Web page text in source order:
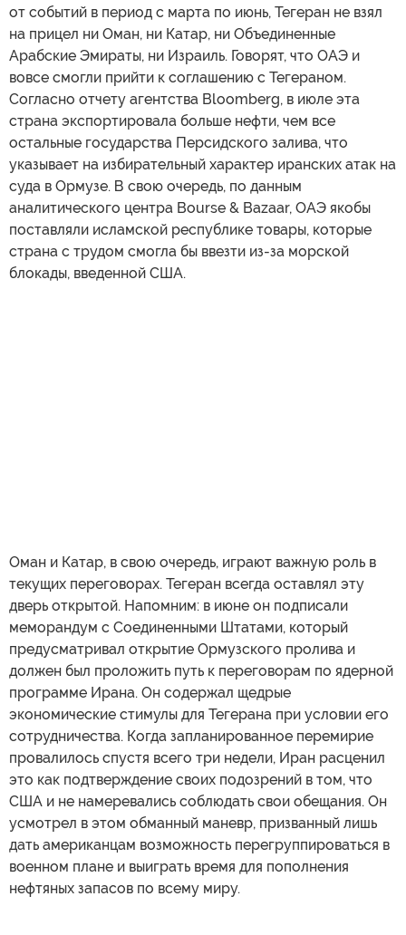
от событий в период с марта по июнь, Тегеран не взял
на прицел ни Оман, ни Катар, ни Объединенные
Арабские Эмираты, ни Израиль. Говорят, что ОАЭ и
вовсе смогли прийти к соглашению с Тегераном.
Согласно отчету агентства Bloomberg, в июле эта
страна экспортировала больше нефти, чем все
остальные государства Персидского залива, что
указывает на избирательный характер иранских атак на
суда в Ормузе. В свою очередь, по данным
аналитического центра Bourse & Bazaar, ОАЭ якобы
поставляли исламской республике товары, которые
страна с трудом смогла бы ввезти из-за морской
блокады, введенной США.
Оман и Катар, в свою очередь, играют важную роль в
текущих переговорах. Тегеран всегда оставлял эту
дверь открытой. Напомним: в июне он подписали
меморандум с Соединенными Штатами, который
предусматривал открытие Ормузского пролива и
должен был проложить путь к переговорам по ядерной
программе Ирана. Он содержал щедрые
экономические стимулы для Тегерана при условии его
сотрудничества. Когда запланированное перемирие
провалилось спустя всего три недели, Иран расценил
это как подтверждение своих подозрений в том, что
США и не намеревались соблюдать свои обещания. Он
усмотрел в этом обманный маневр, призванный лишь
дать американцам возможность перегруппироваться в
военном плане и выиграть время для пополнения
нефтяных запасов по всему миру.